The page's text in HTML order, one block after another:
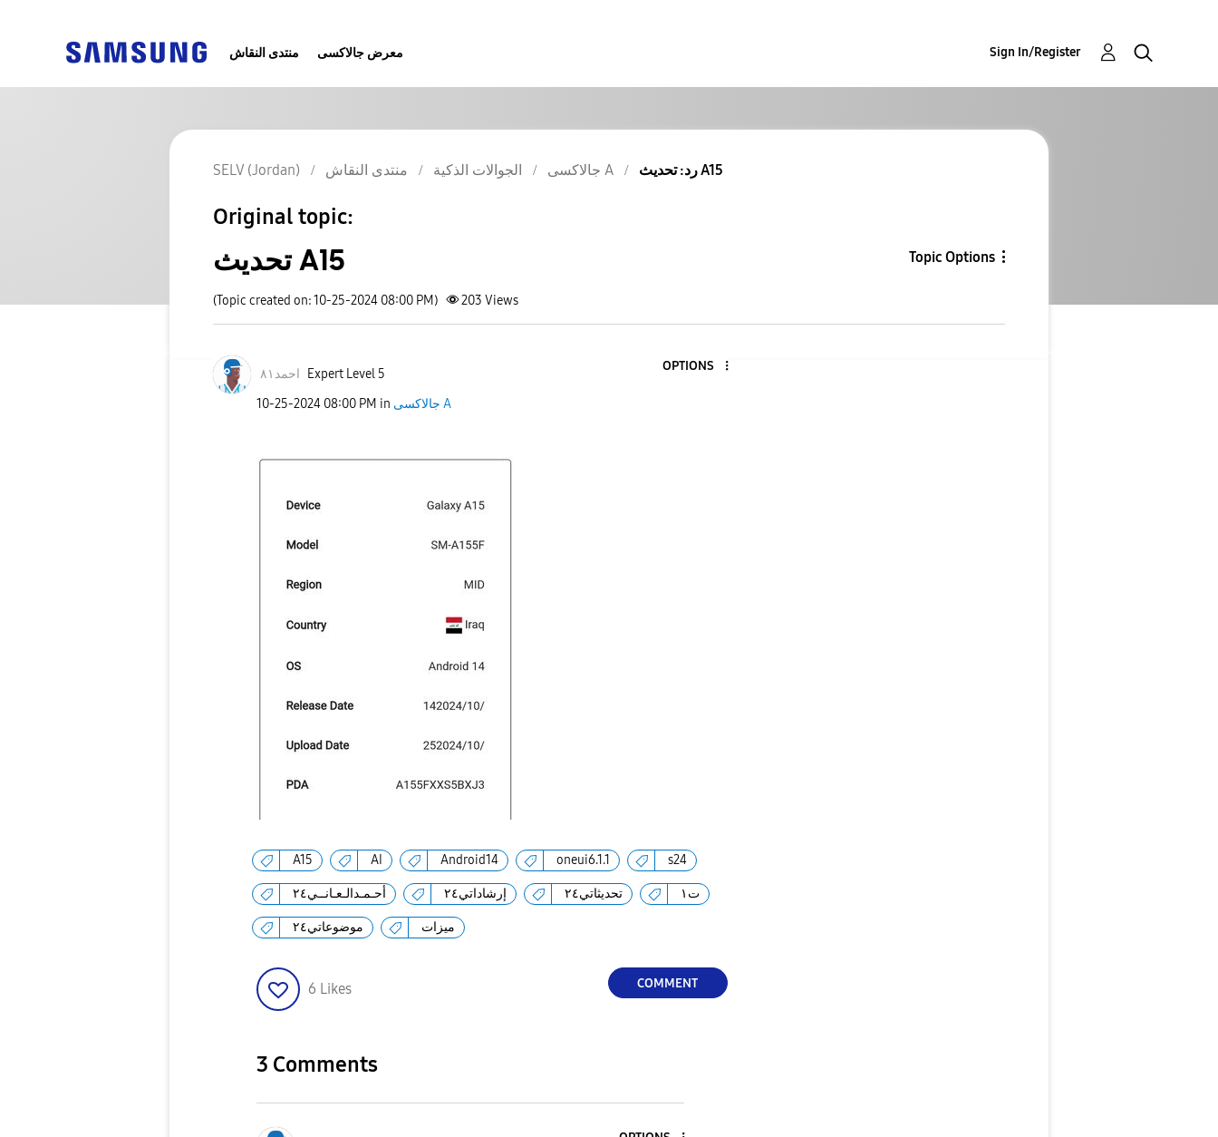
منتدى النقاش معرض جالاكسى Sign In/Register
SELV (Jordan) منتدى النقاش الجوالات الذكية جالاكسى A رد: تحديث A15
Original topic:
تحديث A15 Topic Options
(Topic created on: 10-25-2024 08:00 PM) 203 Views
احمد٨١ Expert Level 5
OPTIONS
‎10-25-2024 08:00 PM in جالاكسى A
A15 AI Android14 oneui6.1.1 s24
أحـمـدالـعـانــي٢٤ إرشاداتي٢٤ تحديثاتي٢٤ ت١
موضوعاتي٢٤ ميزات
6 Likes COMMENT
3 Comments